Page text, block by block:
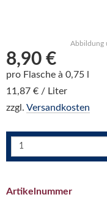
Abbildung
8,90 €
pro Flasche à 0,75 l
11,87 € / Liter
zzgl. Versandkosten
Artikelnummer